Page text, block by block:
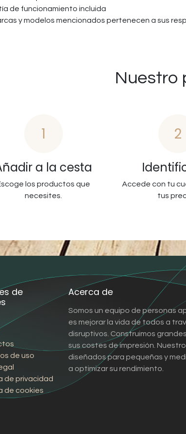
de funcionamiento incluida
y modelos mencionados pertenecen a sus
Nuestro
1
a la cesta
los productos que
necesites.
2
Accede con tu
tus
de
de uso
de privacidad
de cookies
Acerca de
Somos un equipo de personas
es mejorar la vida de todos a
disruptivos. Construimos
sus costes de impresión.
diseñados para pequeñas y
a optimizar su rendimiento.